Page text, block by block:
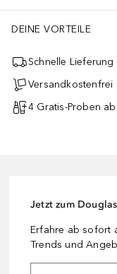
DEINE VORTEILE
Schnelle
Versandkostenfrei
4 Gratis-Proben ab
Jetzt zum
Erfahre ab sofort
Trends und